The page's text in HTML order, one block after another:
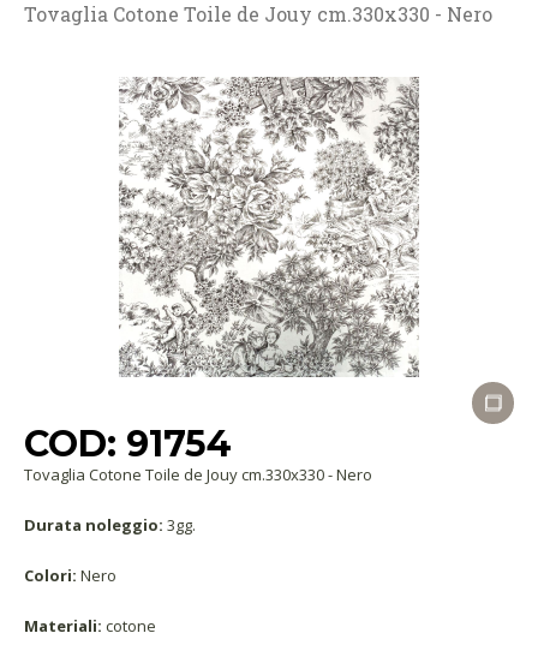
Tovaglia Cotone Toile de Jouy cm.330x330 - Nero
COD: 91754
Tovaglia Cotone Toile de Jouy cm.330x330 - Nero
Durata noleggio: 3gg.
Colori: Nero
Materiali: cotone